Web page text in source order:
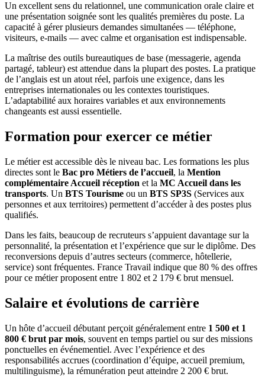
Un excellent sens du relationnel, une communication orale claire et
une présentation soignée sont les qualités premières du poste. La
capacité à gérer plusieurs demandes simultanées — téléphone,
visiteurs, e-mails — avec calme et organisation est indispensable.
La maîtrise des outils bureautiques de base (messagerie, agenda
partagé, tableur) est attendue dans la plupart des postes. La pratique
de l’anglais est un atout réel, parfois une exigence, dans les
entreprises internationales ou les contextes touristiques.
L’adaptabilité aux horaires variables et aux environnements
changeants est aussi essentielle.
Formation pour exercer ce métier
Le métier est accessible dès le niveau bac. Les formations les plus
directes sont le Bac pro Métiers de l’accueil, la Mention
complémentaire Accueil réception et la MC Accueil dans les
transports. Un BTS Tourisme ou un BTS SP3S (Services aux
personnes et aux territoires) permettent d’accéder à des postes plus
qualifiés.
Dans les faits, beaucoup de recruteurs s’appuient davantage sur la
personnalité, la présentation et l’expérience que sur le diplôme. Des
reconversions depuis d’autres secteurs (commerce, hôtellerie,
service) sont fréquentes. France Travail indique que 80 % des offres
pour ce métier proposent entre 1 802 et 2 179 € brut mensuel.
Salaire et évolutions de carrière
Un hôte d’accueil débutant perçoit généralement entre 1 500 et 1
800 € brut par mois, souvent en temps partiel ou sur des missions
ponctuelles en événementiel. Avec l’expérience et des
responsabilités accrues (coordination d’équipe, accueil premium,
multilinguisme), la rémunération peut atteindre 2 200 € brut.